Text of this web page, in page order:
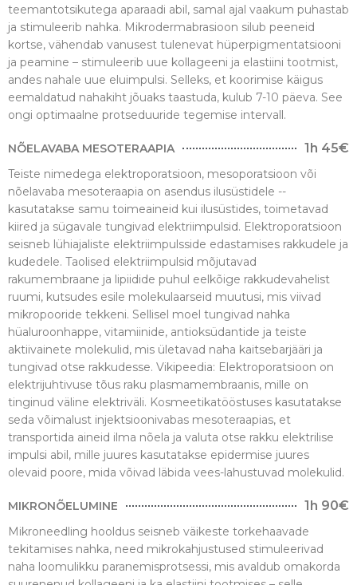
teemantotsikutega aparaadi abil, samal ajal vaakum puhastab
ja stimuleerib nahka. Mikrodermabrasioon silub peeneid
kortse, vähendab vanusest tulenevat hüperpigmentatsiooni
ja peamine – stimuleerib uue kollageeni ja elastiini tootmist,
andes nahale uue eluimpulsi. Selleks, et koorimise käigus
eemaldatud nahakiht jõuaks taastuda, kulub 7-10 päeva. See
ongi optimaalne protseduuride tegemise intervall.
NÕELAVABA MESOTERAAPIA 1h 45€
Teiste nimedega elektroporatsioon, mesoporatsioon või
nõelavaba mesoteraapia on asendus ilusüstidele --
kasutatakse samu toimeaineid kui ilusüstides, toimetavad
kiired ja sügavale tungivad elektriimpulsid. Elektroporatsioon
seisneb lühiajaliste elektriimpulsside edastamises rakkudele ja
kudedele. Taolised elektriimpulsid mõjutavad
rakumembraane ja lipiidide puhul eelkõige rakkudevahelist
ruumi, kutsudes esile molekulaarseid muutusi, mis viivad
mikropooride tekkeni. Sellisel moel tungivad nahka
hüaluroonhappe, vitamiinide, antioksüdantide ja teiste
aktiivainete molekulid, mis ületavad naha kaitsebarjääri ja
tungivad otse rakkudesse. Vikipeedia: Elektroporatsioon on
elektrijuhtivuse tõus raku plasmamembraanis, mille on
tinginud väline elektriväli. Kosmeetikatööstuses kasutatakse
seda võimalust injektsioonivabas mesoteraapias, et
transportida aineid ilma nõela ja valuta otse rakku elektrilise
impulsi abil, mille juures kasutatakse epidermise juures
olevaid poore, mida võivad läbida vees-lahustuvad molekulid.
MIKRONÕELUMINE 1h 90€
Mikroneedling hooldus seisneb väikeste torkehaavade
tekitamises nahka, need mikrokahjustused stimuleerivad
naha loomulikku paranemisprotsessi, mis avaldub omakorda